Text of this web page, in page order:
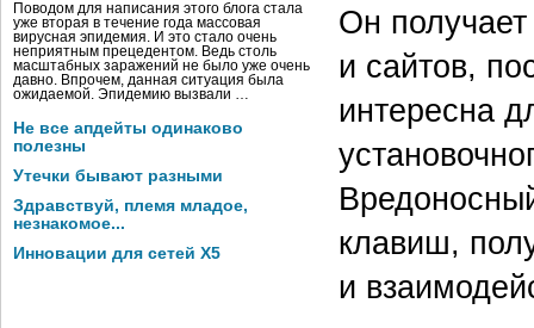
Поводом для написания этого блога стала
уже вторая в течение года массовая
вирусная эпидемия. И это стало очень
неприятным прецедентом. Ведь столь
масштабных заражений не было уже очень
давно. Впрочем, данная ситуация была
ожидаемой. Эпидемию вызвали …
Не все апдейты одинаково
полезны
Утечки бывают разными
Здравствуй, племя младое,
незнакомое...
Инновации для сетей X5
Он
и сайтов,
интересна
клавиш,
и